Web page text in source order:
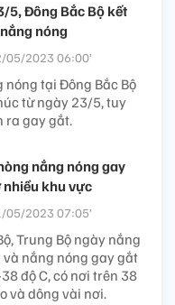
5, Đông Bắc Bộ kết
nóng
05/2023 06:00’
nóng tại Đông Bắc Bộ
từ ngày 23/5, tuy
ra gay gắt.
nắng nóng gay
nhiều khu vực
05/2023 07:05’
Trung Bộ ngày nắng
và nắng nóng gay gắt
độ C, có nơi trên 38
và dông vài nơi.